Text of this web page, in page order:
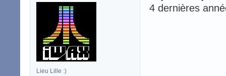
Lieu Lille :)
4 dernières